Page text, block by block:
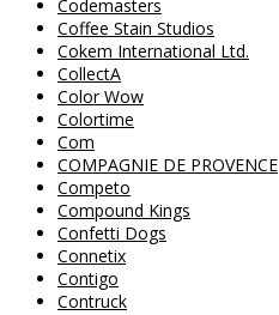
Codemasters
Coffee Stain Studios
Cokem International Ltd.
CollectA
Color Wow
Colortime
Com
COMPAGNIE DE PROVENCE
Competo
Compound Kings
Confetti Dogs
Connetix
Contigo
Contruck